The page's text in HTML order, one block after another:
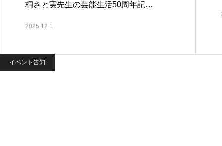
桐さと実先生の芸能生活50周年記…
2025.12.1
イベント告知